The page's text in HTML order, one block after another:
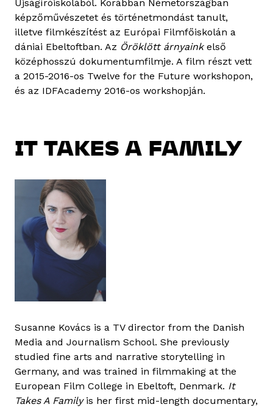
Újságíróiskolából. Korábban Németországban
képzőművészetet és történetmondást tanult,
illetve filmkészítést az Európai Filmfőiskolán a
dániai Ebeltoftban. Az Öröklött árnyainkelső
középhosszú dokumentumfilmje. A film részt vett
a 2015-2016-os Twelve for the Future workshopon,
és az IDFAcademy 2016-os workshopján.
IT TAKES A FAMILY
Susanne Kovács is a TV director from the Danish
Media and Journalism School. She previously
studied fine arts and narrative storytelling in
Germany, and was trained in filmmaking at the
European Film College in Ebeltoft, Denmark. It
Takes A Familyis her first mid-length documentary,